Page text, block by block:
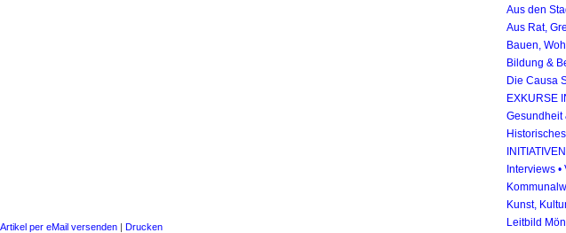
Artikel per eMail versenden | Drucken
Aus den
Aus Rat,
Bauen,
Bildung &
Die Causa
EXKURSE
Gesundheit
INITIATIVEN
Interviews •
Kunst,
Leitbild